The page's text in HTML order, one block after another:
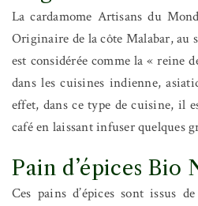
La cardamome Artisans du
Originaire de la côte Malabar, au
est considérée comme la « reine
dans les cuisines indienne,
effet, dans ce type de cuisine, il
café en laissant infuser quelques
Pain d’épices Bio
Ces pains d’épices sont issus